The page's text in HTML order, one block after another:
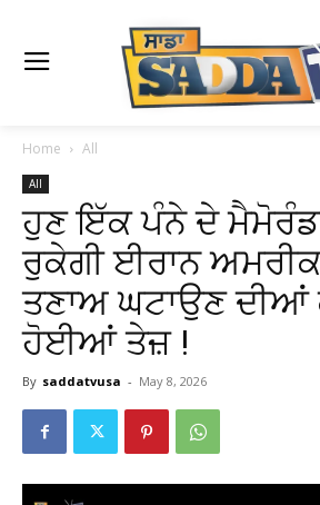
Home All
All
ਹੁਣ ਇੱਕ ਪੰਨੇ ਦੇ
ਰੁਕੇਗੀ ਈਰਾਨ
ਤਣਾਅ ਘਟਾਉਣ ਦੀਆਂ
ਹੋਈਆਂ ਤੇਜ਼ !
By saddatvusa - May 8, 2026